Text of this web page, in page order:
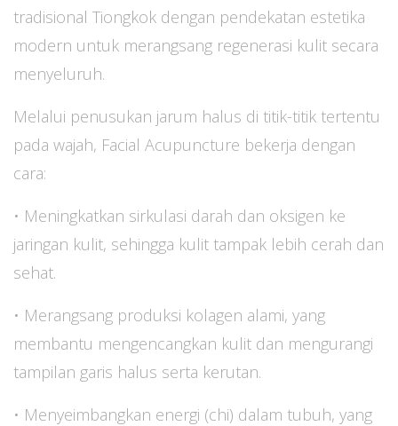
tradisional Tiongkok dengan pendekatan estetika
modern untuk merangsang regenerasi kulit secara
menyeluruh.
Melalui penusukan jarum halus di titik-titik tertentu
pada wajah, Facial Acupuncture bekerja dengan
cara:
• Meningkatkan sirkulasi darah dan oksigen ke
jaringan kulit, sehingga kulit tampak lebih cerah dan
sehat.
• Merangsang produksi kolagen alami, yang
membantu mengencangkan kulit dan mengurangi
tampilan garis halus serta kerutan.
• Menyeimbangkan energi (chi) dalam tubuh, yang